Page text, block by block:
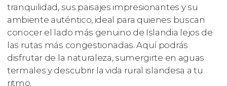
tranquilidad, sus paisajes impresionantes y su
ambiente auténtico, ideal para quienes buscan
conocer el lado más genuino de Islandia lejos de
las rutas más congestionadas. Aquí podrás
disfrutar de la naturaleza, sumergirte en aguas
termales y descubrir la vida rural islandesa a tu
ritmo.